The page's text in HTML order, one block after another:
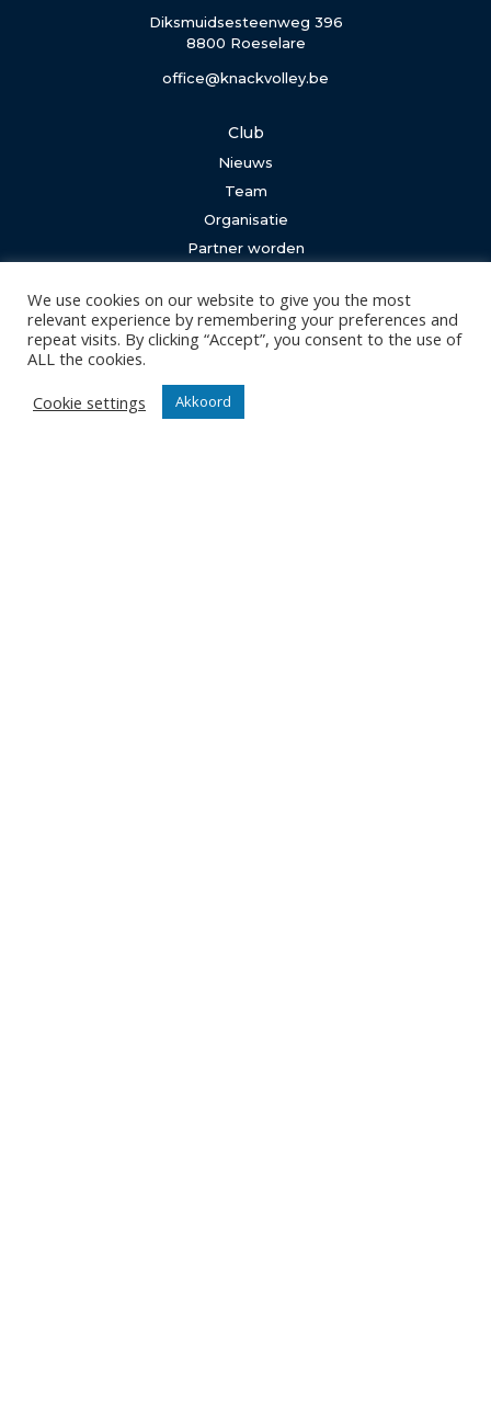
Diksmuidsesteenweg 396
8800 Roeselare
office@knackvolley.be
Club
Nieuws
Team
Organisatie
Partner worden
Wedstrijden
Tickets
Algemeen
We use cookies on our website to give you the most
relevant experience by remembering your preferences and
repeat visits. By clicking “Accept”, you consent to the use of
ALL the cookies.
Cookie settings
Akkoord